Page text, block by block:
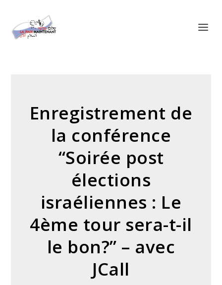
Enregistrement de
la conférence
“Soirée post
élections
israéliennes : Le
4ème tour sera-t-il
le bon?” – avec
JCall